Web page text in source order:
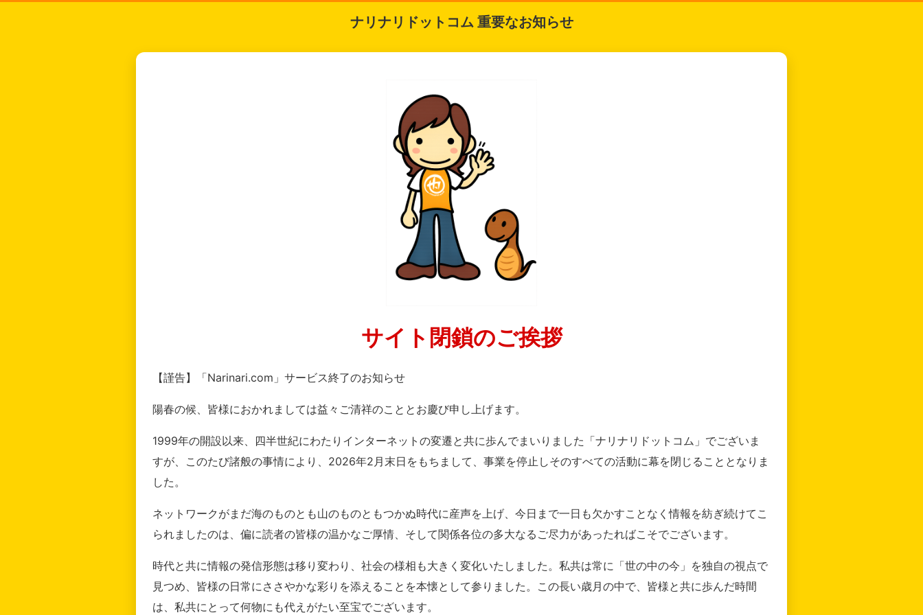
ナリナリドットコム 重要なお知らせ
サイト閉鎖のご挨拶
【謹告】「Narinari.com」サービス終了のお知らせ
陽春の候、皆様におかれましては益々ご清祥のこととお慶び申し上げます。
1999年の開設以来、四半世紀にわたりインターネットの変遷と共に歩んでまいりました「ナリナリドットコム」でございま
すが、このたび諸般の事情により、2026年2月末日をもちまして、事業を停止しそのすべての活動に幕を閉じることとなりま
した。
ネットワークがまだ海のものとも山のものともつかぬ時代に産声を上げ、今日まで一日も欠かすことなく情報を紡ぎ続けてこ
られましたのは、偏に読者の皆様の温かなご厚情、そして関係各位の多大なるご尽力があったればこそでございます。
時代と共に情報の発信形態は移り変わり、社会の様相も大きく変化いたしました。私共は常に「世の中の今」を独自の視点で
見つめ、皆様の日常にささやかな彩りを添えることを本懐として参りました。この長い歳月の中で、皆様と共に歩んだ時間
は、私共にとって何物にも代えがたい至宝でございます。